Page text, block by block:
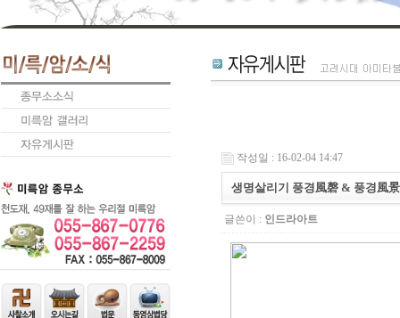
작성일 : 16-02-04 14:47
생명살리기 풍경風磬 & 풍경風
글쓴이 : 인드라아트